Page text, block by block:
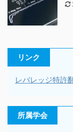
リンク
レバレッジ特許
所属学会